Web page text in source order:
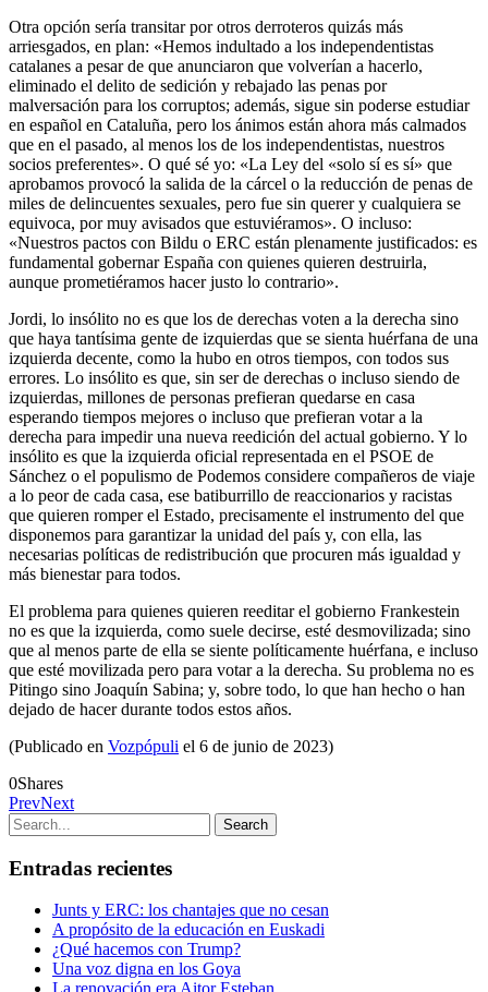
Otra opción sería transitar por otros derroteros quizás más
arriesgados, en plan: «Hemos indultado a los independentistas
catalanes a pesar de que anunciaron que volverían a hacerlo,
eliminado el delito de sedición y rebajado las penas por
malversación para los corruptos; además, sigue sin poderse estudiar
en español en Cataluña, pero los ánimos están ahora más calmados
que en el pasado, al menos los de los independentistas, nuestros
socios preferentes». O qué sé yo: «La Ley del «solo sí es sí» que
aprobamos provocó la salida de la cárcel o la reducción de penas de
miles de delincuentes sexuales, pero fue sin querer y cualquiera se
equivoca, por muy avisados que estuviéramos». O incluso:
«Nuestros pactos con Bildu o ERC están plenamente justificados: es
fundamental gobernar España con quienes quieren destruirla,
aunque prometiéramos hacer justo lo contrario».
Jordi, lo insólito no es que los de derechas voten a la derecha sino
que haya tantísima gente de izquierdas que se sienta huérfana de una
izquierda decente, como la hubo en otros tiempos, con todos sus
errores. Lo insólito es que, sin ser de derechas o incluso siendo de
izquierdas, millones de personas prefieran quedarse en casa
esperando tiempos mejores o incluso que prefieran votar a la
derecha para impedir una nueva reedición del actual gobierno. Y lo
insólito es que la izquierda oficial representada en el PSOE de
Sánchez o el populismo de Podemos considere compañeros de viaje
a lo peor de cada casa, ese batiburrillo de reaccionarios y racistas
que quieren romper el Estado, precisamente el instrumento del que
disponemos para garantizar la unidad del país y, con ella, las
necesarias políticas de redistribución que procuren más igualdad y
más bienestar para todos.
El problema para quienes quieren reeditar el gobierno Frankestein
no es que la izquierda, como suele decirse, esté desmovilizada; sino
que al menos parte de ella se siente políticamente huérfana, e incluso
que esté movilizada pero para votar a la derecha. Su problema no es
Pitingo sino Joaquín Sabina; y, sobre todo, lo que han hecho o han
dejado de hacer durante todos estos años.
(Publicado en Vozpópuli el 6 de junio de 2023)
0Shares
PrevNext
Entradas recientes
Junts y ERC: los chantajes que no cesan
A propósito de la educación en Euskadi
¿Qué hacemos con Trump?
Una voz digna en los Goya